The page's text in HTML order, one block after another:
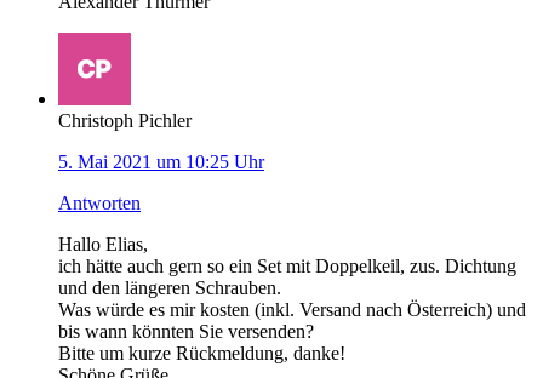
Christoph Pichler
5. Mai 2021 um 10:25 Uhr
Antworten
Hallo Elias,
ich hätte auch gern so ein Set mit Doppelkeil, zus. Dichtung
und den längeren Schrauben.
Was würde es mir kosten (inkl. Versand nach Österreich) und
bis wann könnten Sie versenden?
Bitte um kurze Rückmeldung, danke!